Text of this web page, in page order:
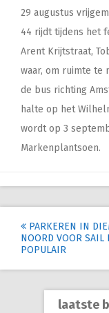
29 augustus
44 rijdt tijdens het
Arent Krijtstraat,
waar, om ruimte te
de bus richting
halte op het
wordt op 3
Markenplantsoen.
Post
PARKEREN IN
NOORD VOOR SAIL
POPULAIR
laatste